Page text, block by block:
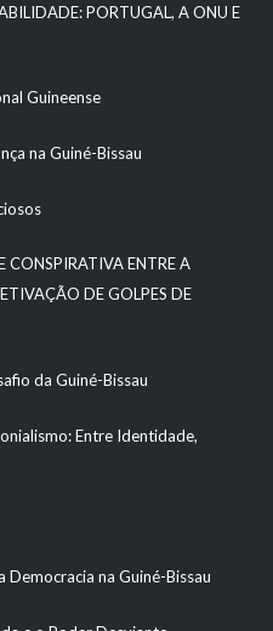
PORTUGAL, A ONU E
Guineense
na Guiné-Bissau
CONSPIRATIVA ENTRE A
DE GOLPES DE
da Guiné-Bissau
Entre Identidade,
Democracia na Guiné-Bissau